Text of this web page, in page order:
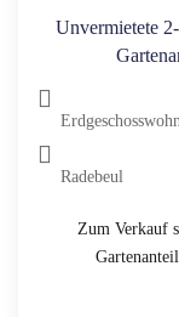
Unvermietete
Radebeul
Zum Verkauf